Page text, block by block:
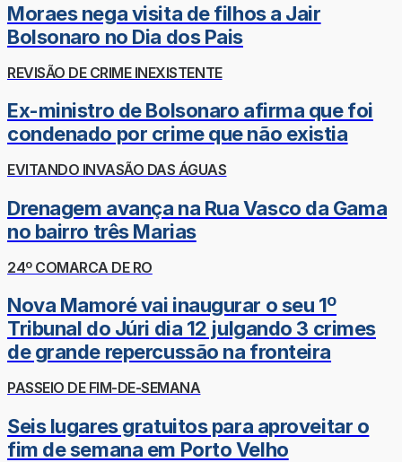
Moraes nega visita de filhos a Jair
Bolsonaro no Dia dos Pais
REVISÃO DE CRIME INEXISTENTE
Ex-ministro de Bolsonaro afirma que foi
condenado por crime que não existia
EVITANDO INVASÃO DAS ÁGUAS
Drenagem avança na Rua Vasco da Gama
no bairro três Marias
24º COMARCA DE RO
Nova Mamoré vai inaugurar o seu 1º
Tribunal do Júri dia 12 julgando 3 crimes
de grande repercussão na fronteira
PASSEIO DE FIM-DE-SEMANA
Seis lugares gratuitos para aproveitar o
fim de semana em Porto Velho